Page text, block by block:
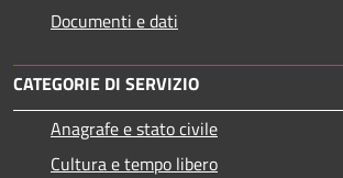
Documenti e dati
CATEGORIE DI SERVIZIO
Anagrafe e stato civile
Cultura e tempo libero